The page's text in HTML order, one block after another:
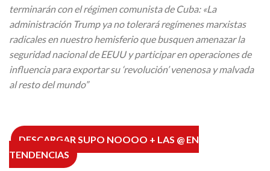
terminarán con el régimen comunista de Cuba: «La
administración Trump ya no tolerará regímenes marxistas
radicales en nuestro hemisferio que busquen amenazar la
seguridad nacional de EEUU y participar en operaciones de
influencia para exportar su ‘revolución’ venenosa y malvada
al resto del mundo”
DESCARGAR SUPO NOOOO + LAS @ EN
TENDENCIAS